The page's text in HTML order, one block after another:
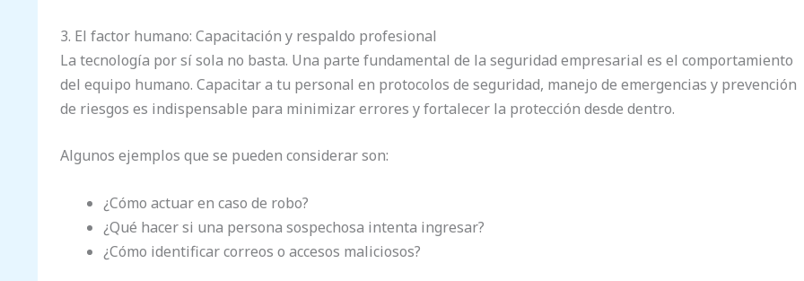
3. El factor humano: Capacitación y respaldo profesional
La tecnología por sí sola no basta. Una parte fundamental de la seguridad empresarial es el comportamiento
del equipo humano. Capacitar a tu personal en protocolos de seguridad, manejo de emergencias y prevención
de riesgos es indispensable para minimizar errores y fortalecer la protección desde dentro.
Algunos ejemplos que se pueden considerar son:
¿Cómo actuar en caso de robo?
¿Qué hacer si una persona sospechosa intenta ingresar?
¿Cómo identificar correos o accesos maliciosos?